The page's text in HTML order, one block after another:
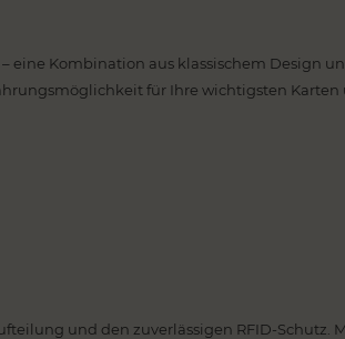
eine Kombination aus klassischem Design
für Ihre wichtigsten Karten
und den zuverlässigen RFID-Schutz.